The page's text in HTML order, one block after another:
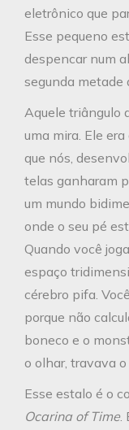
eletrônico que
Esse pequeno
despencar num
segunda metade
Aquele triângulo
uma mira. Ele
que nós,
telas ganharam
um mundo
onde o seu pé
Quando você
espaço
cérebro pifa.
porque não
boneco e o
o olhar, travava
Esse estalo é o
Ocarina of Time.